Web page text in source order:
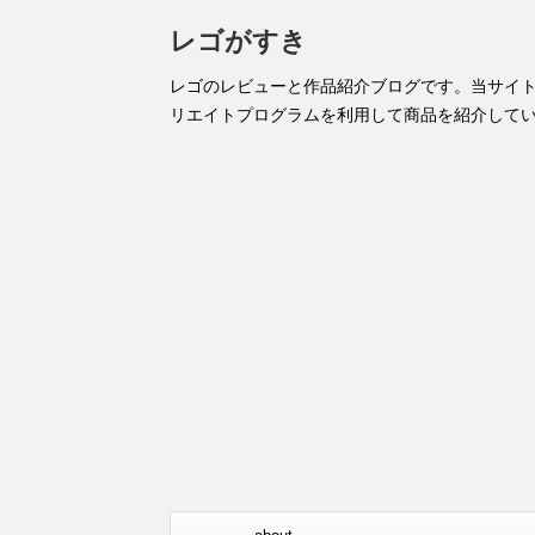
レゴがすき
レゴのレビューと作品紹介ブログです。当サイ
リエイトプログラムを利用して商品を紹介してい